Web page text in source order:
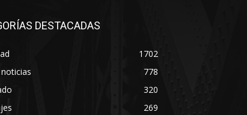
DESTACADAS
1702
778
320
269